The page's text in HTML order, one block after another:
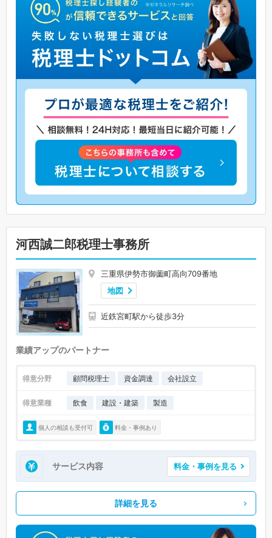
河西誠二郎税理士事務所
三重県伊勢市御薗町高向709番地
地図
近鉄宮町駅から徒歩3分
業績アップのパートナー
得意分野 顧問税理士 資金調達 会社設立
得意業種 飲食 建設・建築 製造
個人の相談も受付可 料金・事例あり
サービス内容 料金・事例を見る
詳細を見る